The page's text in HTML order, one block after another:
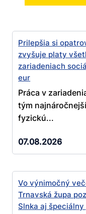
Prilepšia si
zvyšuje platy
zariadeniach
eur
Práca v
tým
fyzickú...
07.08.2026
Vo výnimočný
Trnavská župa
Slnka aj